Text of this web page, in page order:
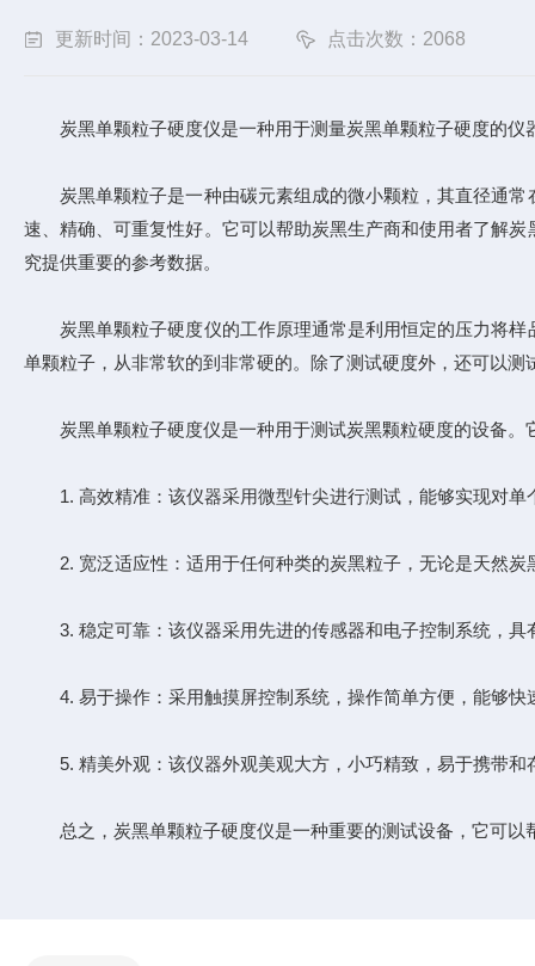
更新时间：2023-03-14 点击次数：2068
炭黑单颗粒子硬度仪是一种用于测量炭黑单颗粒子硬度的仪
炭黑单颗粒子是一种由碳元素组成的微小颗粒，其直径通常
速、精确、可重复性好。它可以帮助炭黑生产商和使用者了解
究提供重要的参考数据。
炭黑单颗粒子硬度仪的工作原理通常是利用恒定的压力将样
单颗粒子，从非常软的到非常硬的。除了测试硬度外，还可以
炭黑单颗粒子硬度仪是一种用于测试炭黑颗粒硬度的设备。
1. 高效精准：该仪器采用微型针尖进行测试，能够实现对单
2. 宽泛适应性：适用于任何种类的炭黑粒子，无论是天然炭
3. 稳定可靠：该仪器采用先进的传感器和电子控制系统，具
4. 易于操作：采用触摸屏控制系统，操作简单方便，能够快
5. 精美外观：该仪器外观美观大方，小巧精致，易于携带和
总之，炭黑单颗粒子硬度仪是一种重要的测试设备，它可以